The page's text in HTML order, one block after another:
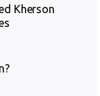
Kherson